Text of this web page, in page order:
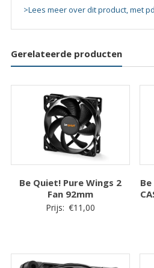
>Lees meer over dit product, met
Gerelateerde producten
Be Quiet! Pure Wings 2
Fan 92mm
Prijs: €11,00